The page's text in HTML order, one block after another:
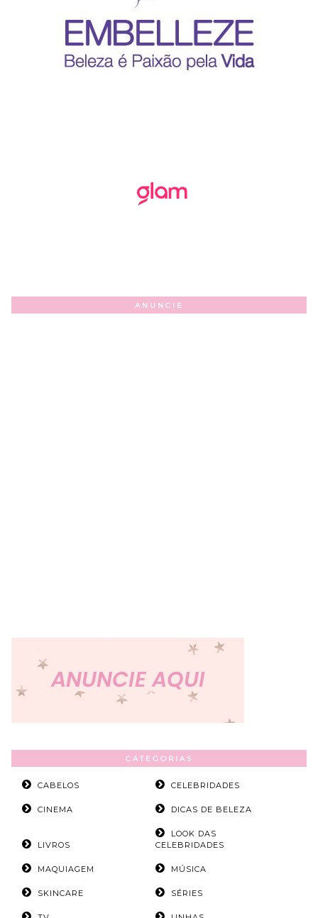
ANUNCIE
CATEGORIAS
CABELOS CELEBRIDADES
CINEMA DICAS DE BELEZA
LIVROS
LOOK DAS
CELEBRIDADES
MAQUIAGEM MÚSICA
SKINCARE SÉRIES